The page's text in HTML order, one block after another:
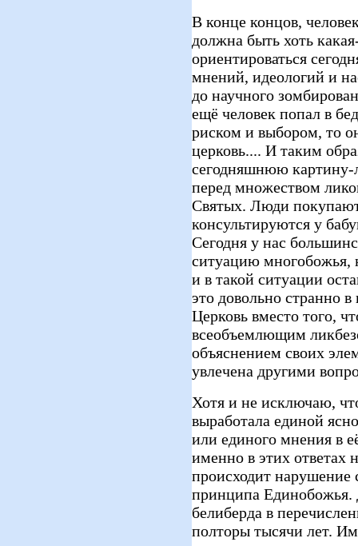
В конце концов,
должна быть хоть
ориентироваться
мнений, идеологий и
до научного
ещё человек попал в
риском и выбором, то
церковь.... И таким
сегодняшнюю картину-
перед множеством
Святых. Люди покупают
консультируются у
Сегодня у нас
ситуацию многобожья,
и в такой ситуации
это довольно странно
Церковь вместо того,
всеобъемлющим
объяснением своих
увлечена другими
Хотя и не исключаю,
выработала единой
или единого мнения в
именно в этих ответах
происходит нарушение
принципа Единобожья.
белиберда в
полторы тысячи лет.